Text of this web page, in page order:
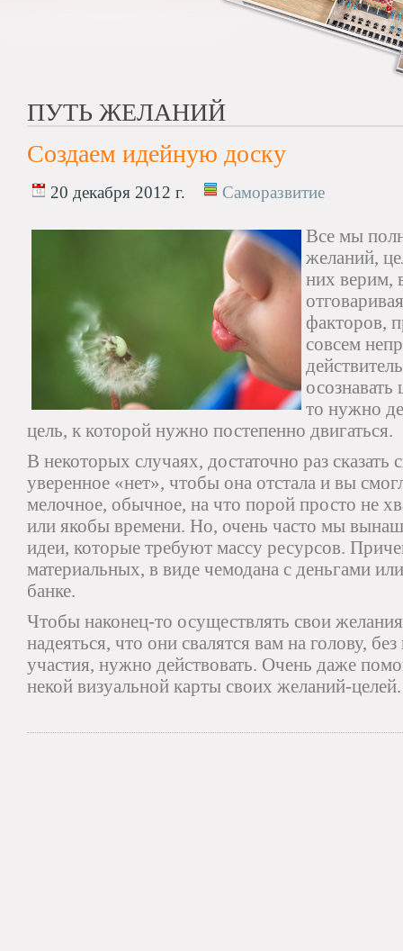
ПУТЬ ЖЕЛАНИЙ
Создаем идейную доску
20 декабря 2012 г. Саморазвитие
Все мы
желаний,
них верим,
факторов,
совсем
осознавать
то нужно
цель, к которой нужно постепенно двигаться.
В некоторых случаях, достаточно раз сказать
уверенное «нет», чтобы она отстала и вы
мелочное, обычное, на что порой просто не
или якобы времени. Но, очень часто мы
идеи, которые требуют массу ресурсов.
материальных, в виде чемодана с деньгами
банке.
Чтобы наконец-то осуществлять свои
надеяться, что они свалятся вам на голову,
участия, нужно действовать. Очень даже
некой визуальной карты своих желаний-